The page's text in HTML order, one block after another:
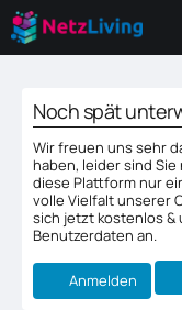
Noch spät
Wir freuen uns sehr
haben, leider sind
diese Plattform nur
volle Vielfalt unserer
sich jetzt kostenlos &
Benutzerdaten an.
Anmelden